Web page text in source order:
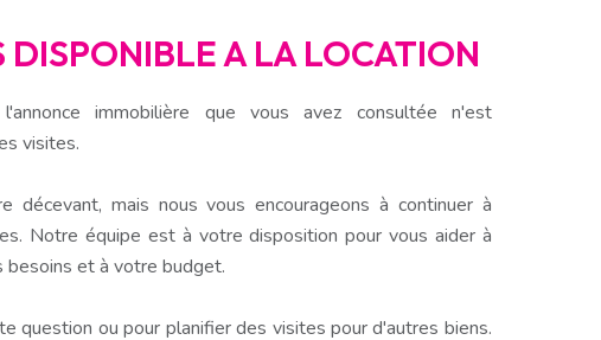
DISPONIBLE A LA LOCATION
immobilière que vous avez consultée n'est
visites.
décevant, mais nous vous encourageons à continuer à
Notre équipe est à votre disposition pour vous aider à
besoins et à votre budget.
question ou pour planifier des visites pour d'autres biens.